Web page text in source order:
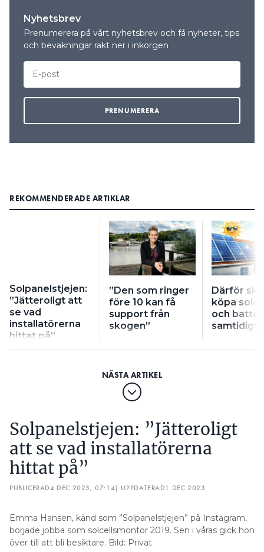
Nyhetsbrev
Prenumerera på vårt nyhetsbrev och få nyheter, tips
och bevakningar rakt ner i inkorgen
REKOMMENDERADE ARTIKLAR
Solpanelstjejen:
”Jätteroligt att
se vad
installatörerna
hittat på”
”Den som ringer
före 10 kan få
support från
skogen”
Därför
köpa
och
samtidigt
Solpanelstjejen: ”Jätteroligt
att se vad installatörerna
hittat på”
PUBLICERAD4 DEC 2023, 07:14| UPPDATERAD1 DEC 2023
Emma Hansen, känd som ”Solpanelstjejen” på Instagram,
började jobba som solcellsmontör 2019. Sen i våras gick hon
över till att bli besiktare. Bild: Privat